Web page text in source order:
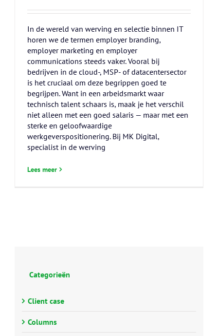
In de wereld van werving en selectie binnen IT
horen we de termen employer branding,
employer marketing en employer
communications steeds vaker. Vooral bij
bedrijven in de cloud-, MSP- of datacentersector
is het cruciaal om deze begrippen goed te
begrijpen. Want in een arbeidsmarkt waar
technisch talent schaars is, maak je het verschil
niet alleen met een goed salaris — maar met een
sterke en geloofwaardige
werkgeverspositionering. Bij MK Digital,
specialist in de werving
Lees meer
Categorieën
Client case
Columns